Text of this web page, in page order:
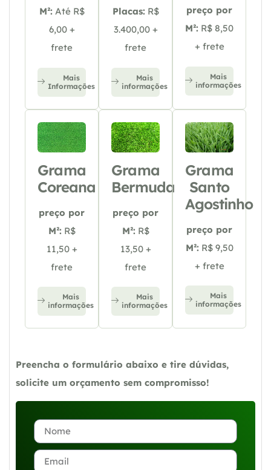
M²: Até R$
6,00 +
frete
Mais
Informações
Placas: R$
3.400,00 +
frete
Mais
informações
preço por
M²: R$ 8,50
+ frete
Mais
informações
Grama
Coreana
preço por
M²: R$
11,50 +
frete
Mais
informações
Grama
Bermuda
preço por
M²: R$
13,50 +
frete
Mais
informações
Grama
Santo
Agostinho
preço por
M²: R$ 9,50
+ frete
Mais
informações
Preencha o formulário abaixo e tire dúvidas,
solicite um orçamento sem compromisso!